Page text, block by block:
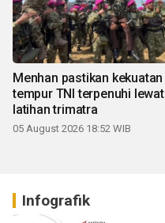
Menhan pastikan kekuatan
tempur TNI terpenuhi lewat
latihan trimatra
05 August 2026 18:52 WIB
Infografik